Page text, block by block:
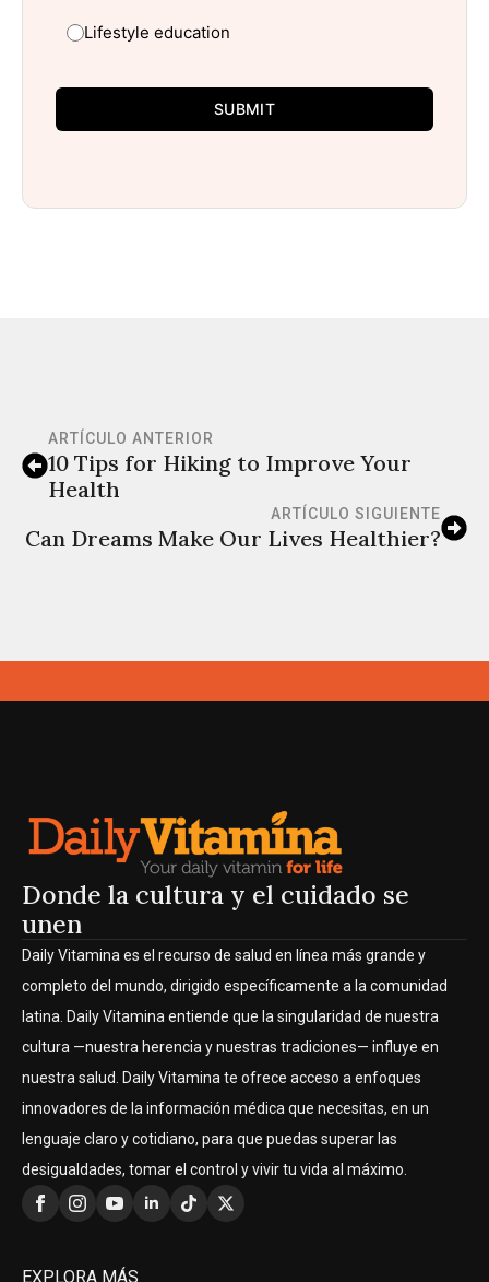
Lifestyle education
SUBMIT
ARTÍCULO ANTERIOR
10 Tips for Hiking to Improve Your
Health
ARTÍCULO SIGUIENTE
Can Dreams Make Our Lives Healthier?
Donde la cultura y el cuidado se
unen
Daily Vitamina es el recurso de salud en línea más grande y
completo del mundo, dirigido específicamente a la comunidad
latina. Daily Vitamina entiende que la singularidad de nuestra
cultura —nuestra herencia y nuestras tradiciones— influye en
nuestra salud. Daily Vitamina te ofrece acceso a enfoques
innovadores de la información médica que necesitas, en un
lenguaje claro y cotidiano, para que puedas superar las
desigualdades, tomar el control y vivir tu vida al máximo.
EXPLORA MÁS